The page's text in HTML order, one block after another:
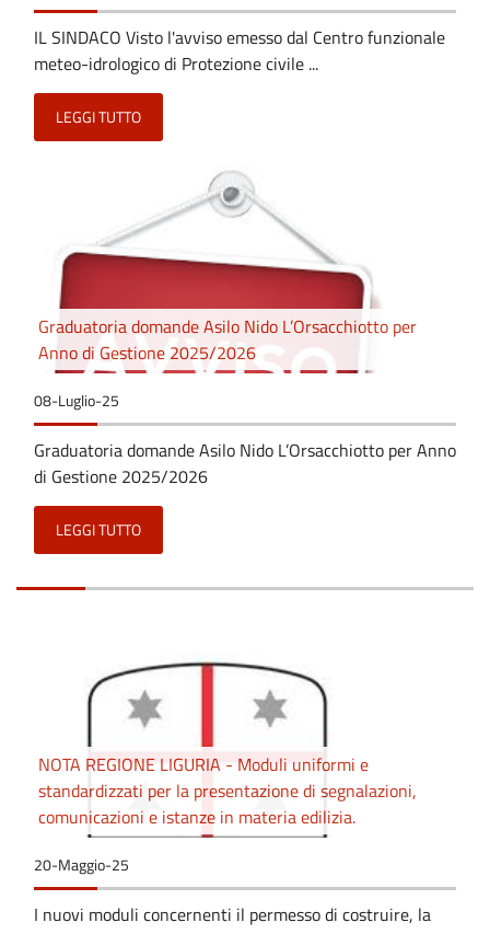
IL SINDACO Visto l'avviso emesso dal Centro funzionale
meteo-idrologico di Protezione civile ...
LEGGI TUTTO
Graduatoria domande Asilo Nido L’Orsacchiotto per
Anno di Gestione 2025/2026
08-Luglio-25
Graduatoria domande Asilo Nido L’Orsacchiotto per Anno
di Gestione 2025/2026
LEGGI TUTTO
NOTA REGIONE LIGURIA - Moduli uniformi e
standardizzati per la presentazione di segnalazioni,
comunicazioni e istanze in materia edilizia.
20-Maggio-25
I nuovi moduli concernenti il permesso di costruire, la